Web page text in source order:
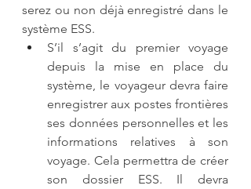
serez ou non déjà enregistré dans le
système ESS.
S’il s’agit du premier voyage
depuis la mise en place du
système, le voyageur devra faire
enregistrer aux postes frontières
ses données personnelles et les
informations relatives à son
voyage. Cela permettra de créer
son dossier ESS. Il devra